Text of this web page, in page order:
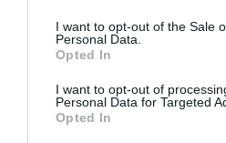
I want to opt-out of the Sale
Personal Data.
Opted In
I want to opt-out of
Personal Data for Targeted
Opted In